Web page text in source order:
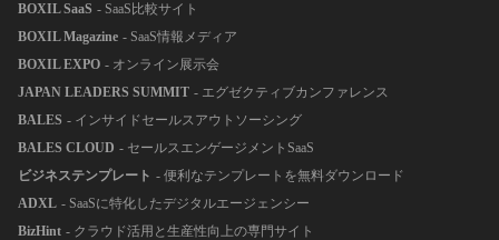
BOXIL SaaS - SaaS比較サイト
BOXIL Magazine - SaaS情報メディア
BOXIL EXPO - オンライン展示会
JAPAN LEADERS SUMMIT - エグゼクティブカンファレンス
BALES - インサイドセールスアウトソーシング
BALES CLOUD - セールスエンゲージメントSaaS
ビジネステンプレート - 便利なテンプレートを無料ダウンロード
ADXL - SaaSに特化したデジタルエージェンシー
BizHint - クラウド活用と生産性向上の専門サイト